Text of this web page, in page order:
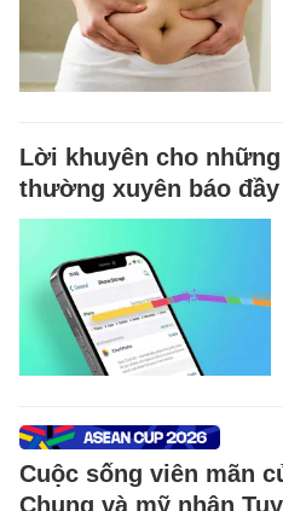
Lời khuyên cho
thường xuyên báo
Cuộc sống viên mãn
Chung và mỹ nhân